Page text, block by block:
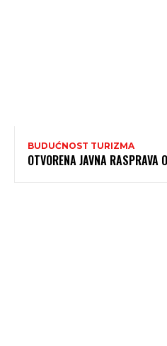
BUDUĆNOST TURIZMA
OTVORENA JAVNA RASPRAVA